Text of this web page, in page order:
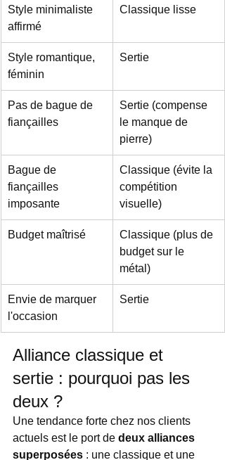
Style minimaliste
affirmé
Classique lisse
Style romantique,
féminin
Sertie
Pas de bague de
fiançailles
Sertie (compense
le manque de
pierre)
Bague de
fiançailles
imposante
Classique (évite la
compétition
visuelle)
Budget maîtrisé
Classique (plus de
budget sur le
métal)
Envie de marquer
l'occasion
Sertie
Alliance classique et
sertie : pourquoi pas les
deux ?
Une tendance forte chez nos clients
actuels est le port de deux alliances
superposées : une classique et une